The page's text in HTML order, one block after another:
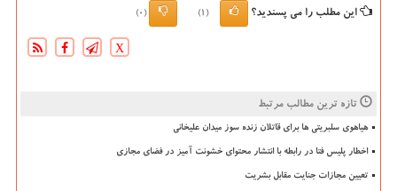
این مطلب را می پسندید؟ (1)
(0)
X
تازه ترین مطالب مرتبط
هیاهوی سلبریتی ها برای قاتلان زنده سوز میدان علیخانی
اخطار پلیس فتا در رابطه با انتشار محتوای خشونت آمیز در فضای مجازی
تعیین مجازات جنایت مقابل بشریت